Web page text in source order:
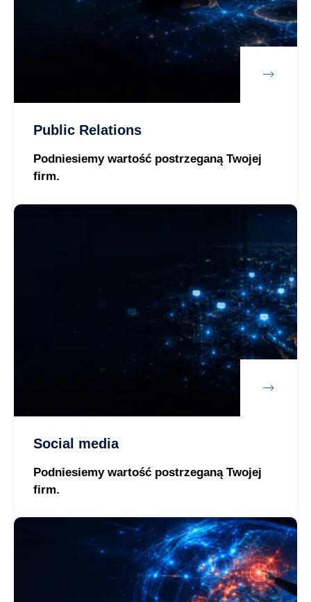
Public Relations
Podniesiemy wartość postrzeganą Twojej
firm.
Social media
Podniesiemy wartość postrzeganą Twojej
firm.